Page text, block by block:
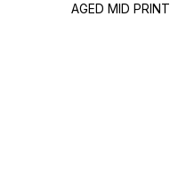
AGED MID PRINT